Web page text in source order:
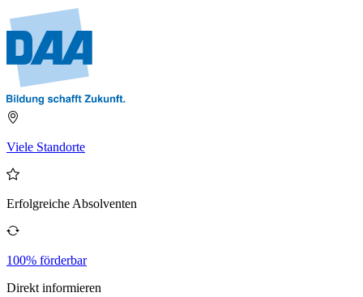
Viele Standorte
Erfolgreiche Absolventen
100% förderbar
Direkt informieren